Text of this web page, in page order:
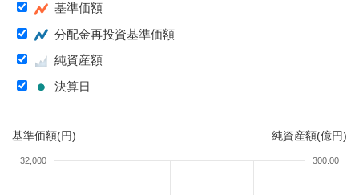
基準価額
分配金再投資基準価額
純資産額
決算日
基準価額(円) 純資産額(億円)
32,000 300.00